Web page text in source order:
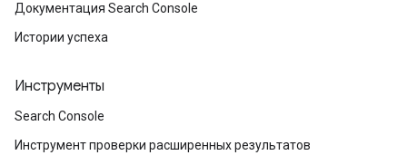
Документация Search Console
Истории успеха
Инструменты
Search Console
Инструмент проверки расширенных результатов